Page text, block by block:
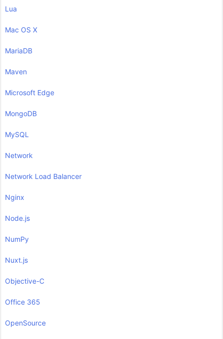
Lua
Mac OS X
MariaDB
Maven
Microsoft Edge
MongoDB
MySQL
Network
Network Load Balancer
Nginx
Node.js
NumPy
Nuxt.js
Objective-C
Office 365
OpenSource